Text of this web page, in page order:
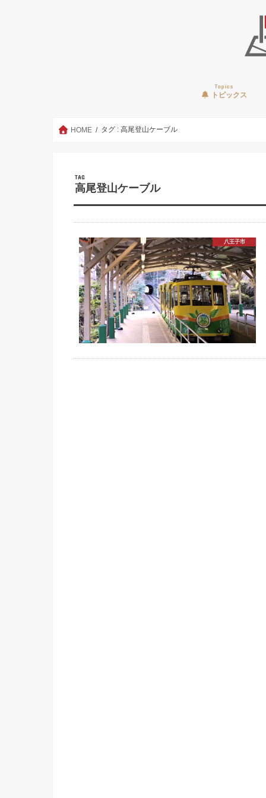
Topics
トピックス
HOME タグ : 高尾登山ケーブル
TAG
高尾登山ケーブル
八王子市